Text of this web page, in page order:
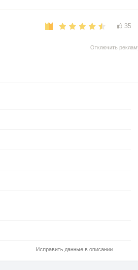
35
Отключить
Исправить данные в описании